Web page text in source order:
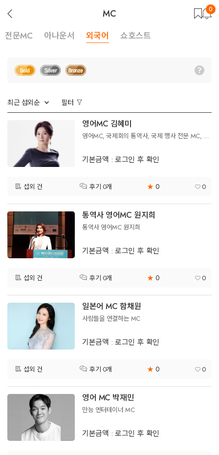
MC
뒤
로
기
0
전문MC 아나운서 외국어 쇼호스트
최근 섭외순 필터
영어MC 김혜미
영어MC, 국제회의 통역사, 국제 행사 전문 MC, 한국어 및 영어 진행 모두 가능, 영어 방송, 영어 대학 강의, 외교부 연구원 등 다양한 경력 보유
기본금액 : 로그인 후 확인
섭외 건 후기 0개 ★ 0 0
통역사 영어MC 원지희
통역사 영어MC 원지희
기본금액 : 로그인 후 확인
섭외 건 후기 0개 ★ 0 0
일본어 MC 함채원
사람들을 연결하는 MC
기본금액 : 로그인 후 확인
섭외 건 후기 0개 ★ 0 0
영어 MC 박재민
만능 엔터테이너 MC
기본금액 : 로그인 후 확인